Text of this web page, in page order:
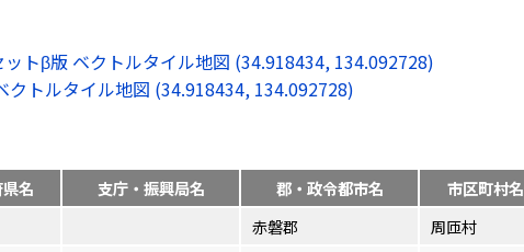
トβ版 ベクトルタイル地図 (34.918434, 134.092728)
クトルタイル地図 (34.918434, 134.092728)
名 支庁・振興局名 郡・政令都市名 市区町村名
赤磐郡 周匝村